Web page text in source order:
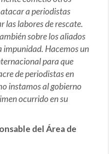
a periodistas
las labores de rescate.
sobre los aliados
impunidad. Hacemos un
para que
de periodistas en
instamos al gobierno
ocurrido en su
del Área de